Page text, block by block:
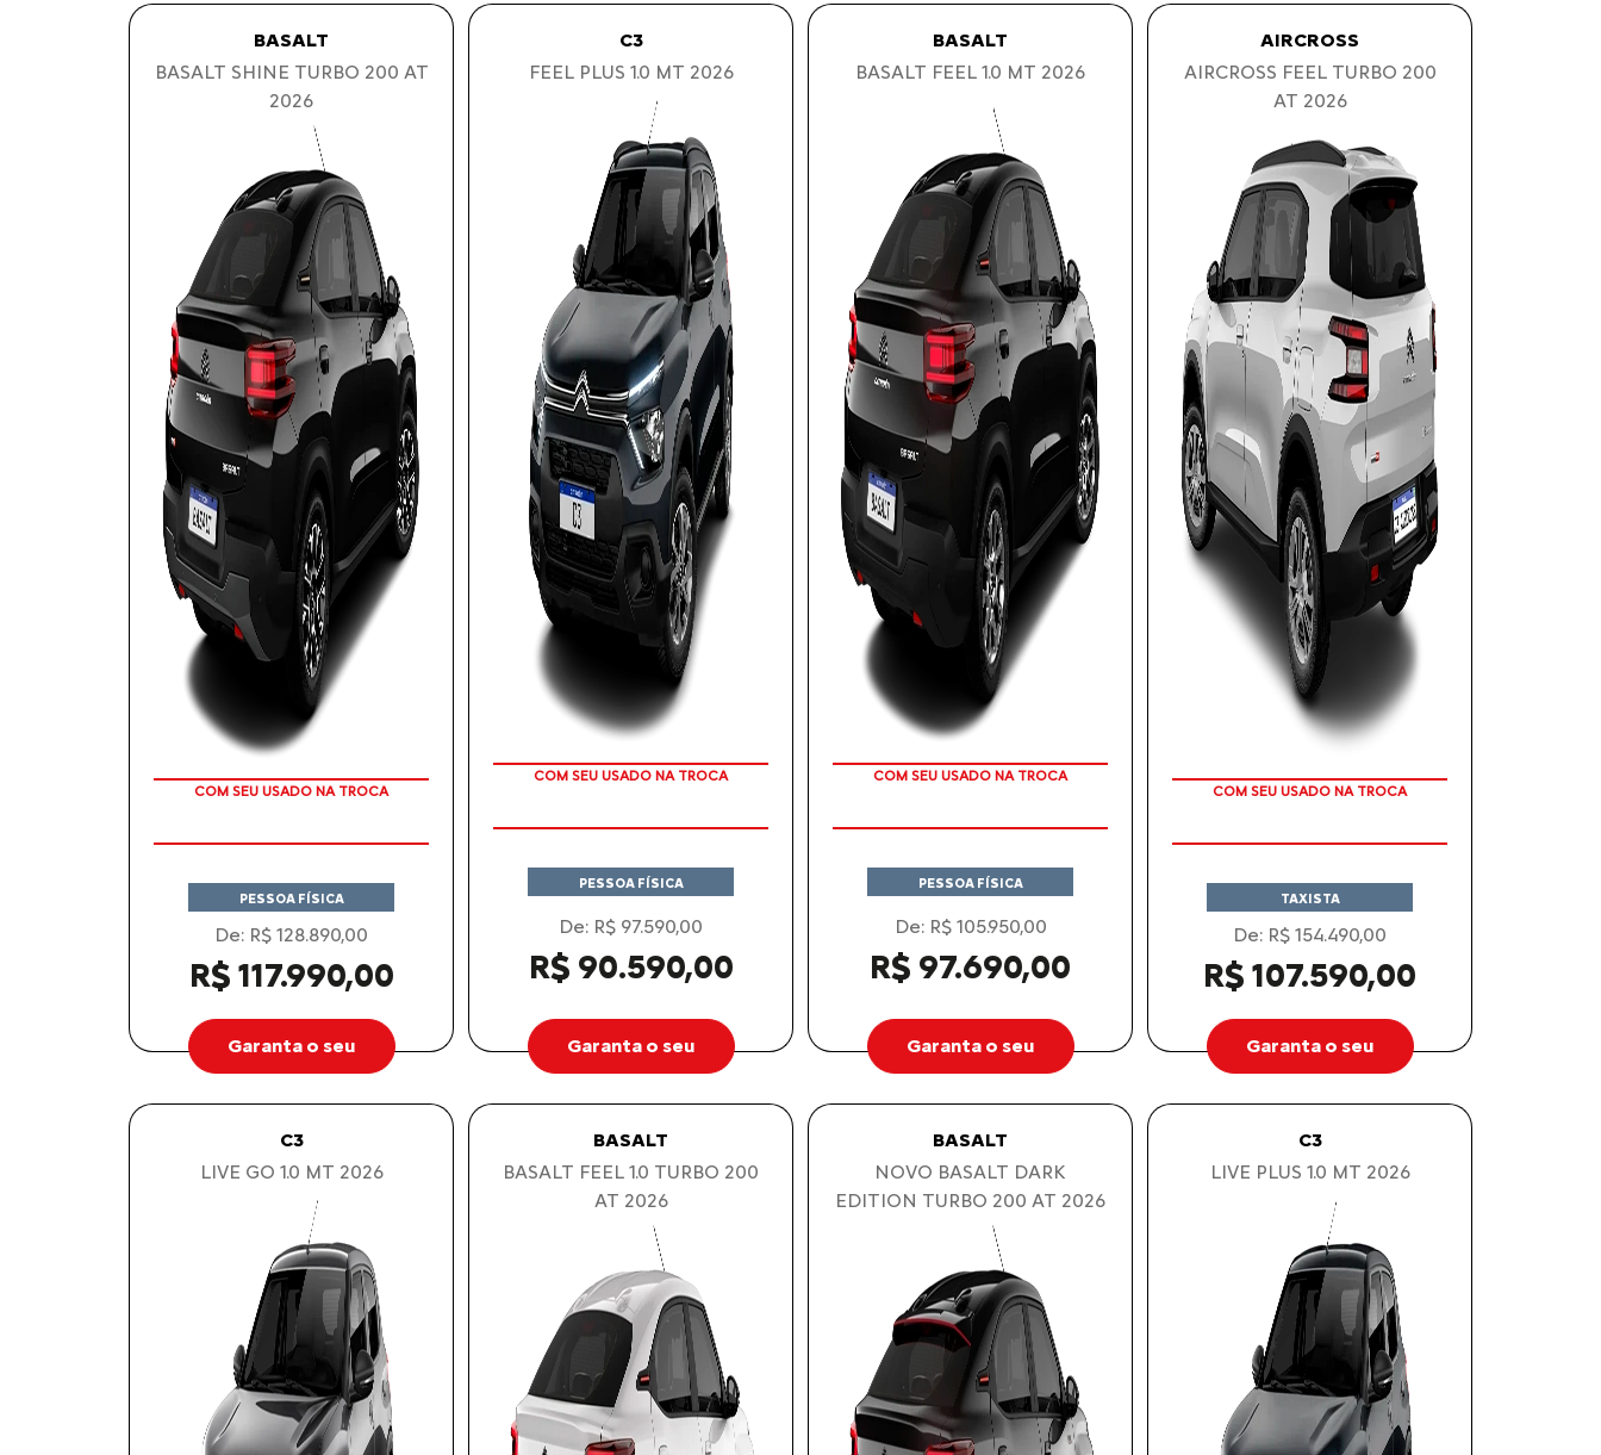
BASALT
BASALT SHINE TURBO 200 AT
2026
APROVEITE!
PESSOA FÍSICA
De: R$ 128.890,00
R$ 117.990,00
Garanta o seu
C3
FEEL PLUS 1.0 MT 2026
APROVEITE!
PESSOA FÍSICA
De: R$ 97.590,00
R$ 90.590,00
Garanta o seu
BASALT
BASALT FEEL 1.0 MT 2026
APROVEITE!
PESSOA FÍSICA
De: R$ 105.950,00
R$ 97.690,00
Garanta o seu
AIRCROSS
AIRCROSS FEEL TURBO 200
AT 2026
O VALOR ANUNCIADO JÁ CONTEMPLA
TAXISTA
De: R$ 154.490,00
R$ 107.590,00
Garanta o seu
C3
LIVE GO 1.0 MT 2026
BASALT
BASALT FEEL 1.0 TURBO 200
AT 2026
BASALT
NOVO BASALT DARK
EDITION TURBO 200 AT 2026
C3
LIVE PLUS 1.0 MT 2026